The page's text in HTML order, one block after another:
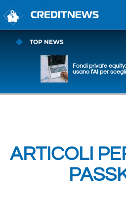
TOP NEWS
Fondi private
usano l’AI per
ARTICOLI